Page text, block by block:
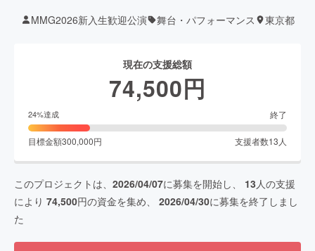
MMG2026新入生歓迎公演 舞台・パフォーマンス 東京都
現在の支援総額
74,500円
24%達成 終了
目標金額300,000円 支援者数13 人
このプロジェクトは、 2026/04/07に募集を開始し、 13 人の支援
により 74,500円の資金を集め、 2026/04/30に募集を終了しまし
た